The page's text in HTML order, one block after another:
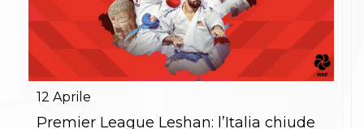
Judo
La disciplina
News
Attività Didattica
Gare e Risultati
Albi Federali
Lotta
12 Aprile
Premier League Leshan: l’Italia chiude